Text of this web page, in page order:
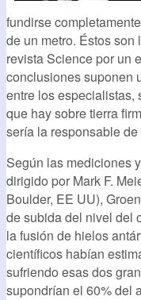
fundirse
de un metro. Éstos
revista Science por un
conclusiones suponen
entre los
que hay sobre tierra
sería la responsable
Según las mediciones
dirigido por Mark F.
Boulder, EE UU),
de subida del nivel del
la fusión de hielos
científicos habían
sufriendo esas dos
supondrían el 60% del